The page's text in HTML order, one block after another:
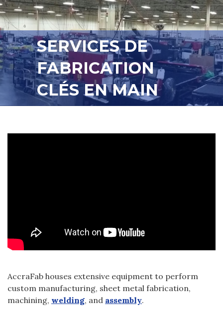
SERVICES DE
FABRICATION
CLÉS EN MAIN
AccraFab houses extensive equipment to perform
custom manufacturing, sheet metal fabrication,
machining, welding, and assembly.